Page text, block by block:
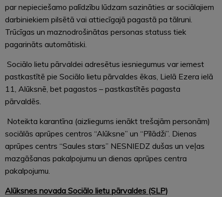
par nepieciešamo palīdzību lūdzam sazināties ar sociālajiem
darbiniekiem pilsētā vai attiecīgajā pagastā pa tālruni.
Trūcīgas un maznodrošinātas personas statuss tiek
pagarināts automātiski.
Sociālo lietu pārvaldei adresētus iesniegumus var iemest
pastkastītē pie Sociālo lietu pārvaldes ēkas, Lielā Ezera ielā
11, Alūksnē, bet pagastos – pastkastītēs pagasta
pārvaldēs.
Noteikta karantīna (aizliegums ienākt trešajām personām)
sociālās aprūpes centros “Alūksne” un “Pīlādži”. Dienas
aprūpes centrs “Saules stars” NESNIEDZ dušas un veļas
mazgāšanas pakalpojumu un dienas aprūpes centra
pakalpojumu.
Alūksnes novada Sociālo lietu pārvaldes (SLP)